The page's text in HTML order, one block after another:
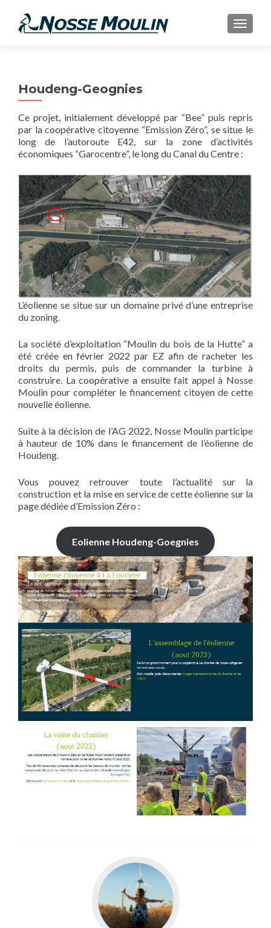
Houdeng-Geognies
Ce projet, initialement développé par “Bee” puis repris
par la coopérative citoyenne “Emission Zéro”, se situe le
long de l’autoroute E42, sur la zone d’activités
économiques “Garocentre”, le long du Canal du Centre :
L’éolienne se situe sur un domaine privé d’une entreprise
du zoning.
La société d’exploitation “Moulin du bois de la Hutte” a
été créée en février 2022 par EZ afin de racheter les
droits du permis, puis de commander la turbine à
construire. La coopérative a ensuite fait appel à Nosse
Moulin pour compléter le financement citoyen de cette
nouvelle éolienne.
Suite à la décision de l’AG 2022, Nosse Moulin participe
à hauteur de 10% dans le financement de l’éolienne de
Houdeng.
Vous pouvez retrouver toute l’actualité sur la
construction et la mise en service de cette éolienne sur la
page dédiée d’Emission Zéro :
Eolienne Houdeng-Goegnies
Aller
vers
Ernage